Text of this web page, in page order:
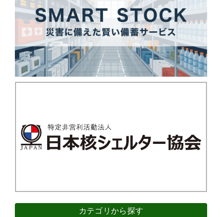
カテゴリから探す